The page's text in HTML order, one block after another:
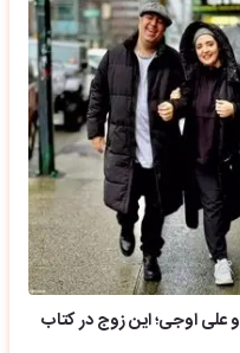
اوجی؛ این زوج در کتاب